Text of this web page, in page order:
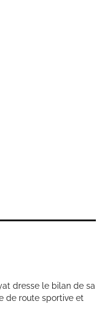
dresse le bilan de sa
de route sportive et